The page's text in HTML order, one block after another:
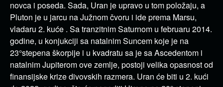
novca i poseda. Sada, Uran je upravo u tom položaju, a
Pluton je u jarcu na Južnom čvoru i ide prema Marsu,
vladaru 2. kuće . Sa tranzitnim Saturnom u februaru 2014.
godine, u konjukciji sa natalnim Suncem koje je na
23°stepena škorpije i u kvadratu sa je sa Ascedentom i
natalnim Jupiterom ove zemlje, postoji velika opasnost od
finansijske krize divovskih razmera. Uran će biti u 2. kući